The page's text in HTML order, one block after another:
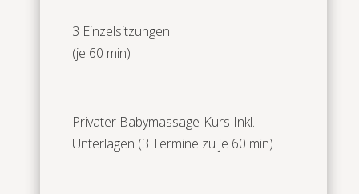
3 Einzelsitzungen
(je 60 min)
Privater Babymassage-Kurs Inkl.
Unterlagen (3 Termine zu je 60 min)